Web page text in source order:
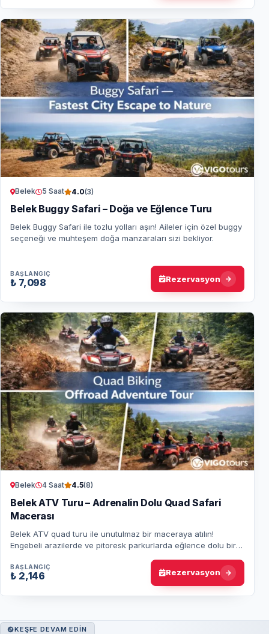
Belek 5 Saat 4.0(3)
Belek Buggy Safari – Doğa ve Eğlence Turu
Belek Buggy Safari ile tozlu yolları aşın! Aileler için özel buggy
seçeneği ve muhteşem doğa manzaraları sizi bekliyor.
BAŞLANGIÇ
₺ 7,098 Rezervasyon
Belek 4 Saat 4.5(8)
Belek ATV Turu – Adrenalin Dolu Quad Safari
Macerası
Belek ATV quad turu ile unutulmaz bir maceraya atılın!
Engebeli arazilerde ve pitoresk parkurlarda eğlence dolu bir
BAŞLANGIÇ
₺ 2,146 Rezervasyon
KEŞFE DEVAM EDIN